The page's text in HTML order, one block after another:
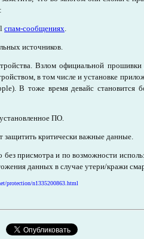
спам-сообщениях.
источников.
Взлом официальной прошивки
в том числе и установке
В тоже время девайс становится
ПО.
защитить критически важные данные.
без присмотра и по возможности
данных в случае утери/кражи
protection/n1335200863.html